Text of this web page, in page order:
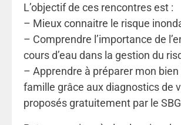
L’objectif de ces rencontres est :
– Mieux connaitre le risque
– Comprendre l’importance de
cours d’eau dans la gestion du
– Apprendre à préparer mon
famille grâce aux diagnostics de
proposés gratuitement par le